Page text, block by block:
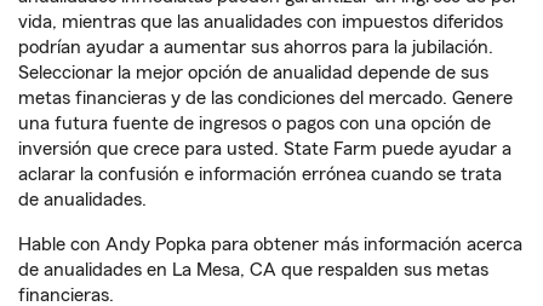
vida, mientras que las anualidades con impuestos diferidos
podrían ayudar a aumentar sus ahorros para la jubilación.
Seleccionar la mejor opción de anualidad depende de sus
metas financieras y de las condiciones del mercado. Genere
una futura fuente de ingresos o pagos con una opción de
inversión que crece para usted. State Farm puede ayudar a
aclarar la confusión e información errónea cuando se trata
de anualidades.
Hable con Andy Popka para obtener más información acerca
de anualidades en La Mesa, CA que respalden sus metas
financieras.